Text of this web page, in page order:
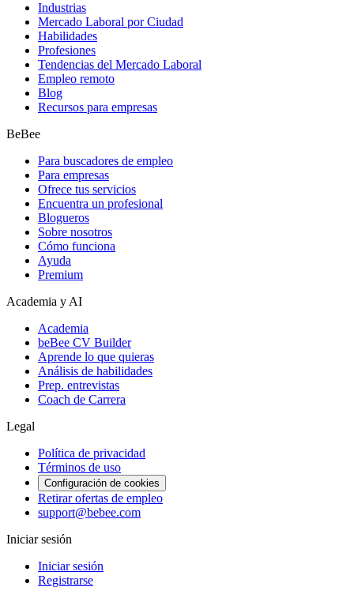
Industrias
Mercado Laboral por Ciudad
Habilidades
Profesiones
Tendencias del Mercado Laboral
Empleo remoto
Blog
Recursos para empresas
BeBee
Para buscadores de empleo
Para empresas
Ofrece tus servicios
Encuentra un profesional
Blogueros
Sobre nosotros
Cómo funciona
Ayuda
Premium
Academia y AI
Academia
beBee CV Builder
Aprende lo que quieras
Análisis de habilidades
Prep. entrevistas
Coach de Carrera
Legal
Política de privacidad
Términos de uso
Configuración de cookies
Retirar ofertas de empleo
support@bebee.com
Iniciar sesión
Iniciar sesión
Registrarse